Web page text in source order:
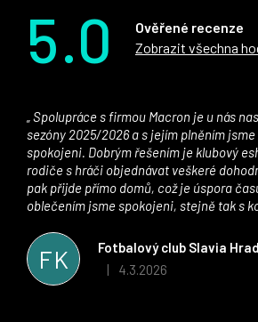
5.0
Ověřené recenze
Zobrazit všechna
FK
Fotbalový club Slavia
Hodnocení obchodu je 5 z 5
| 4.3.2026
sezóny 2025/2026 a s jejím plněním
spokojeni. Dobrým řešením je klubový
rodiče s hráči objednávat veškeré
pak přijde přímo domů, což je úspora
oblečením jsme spokojeni, stejně tak s
stran. Věříme, že v tomto duchu bude
i nadále, nyní už začínáme řešit i první